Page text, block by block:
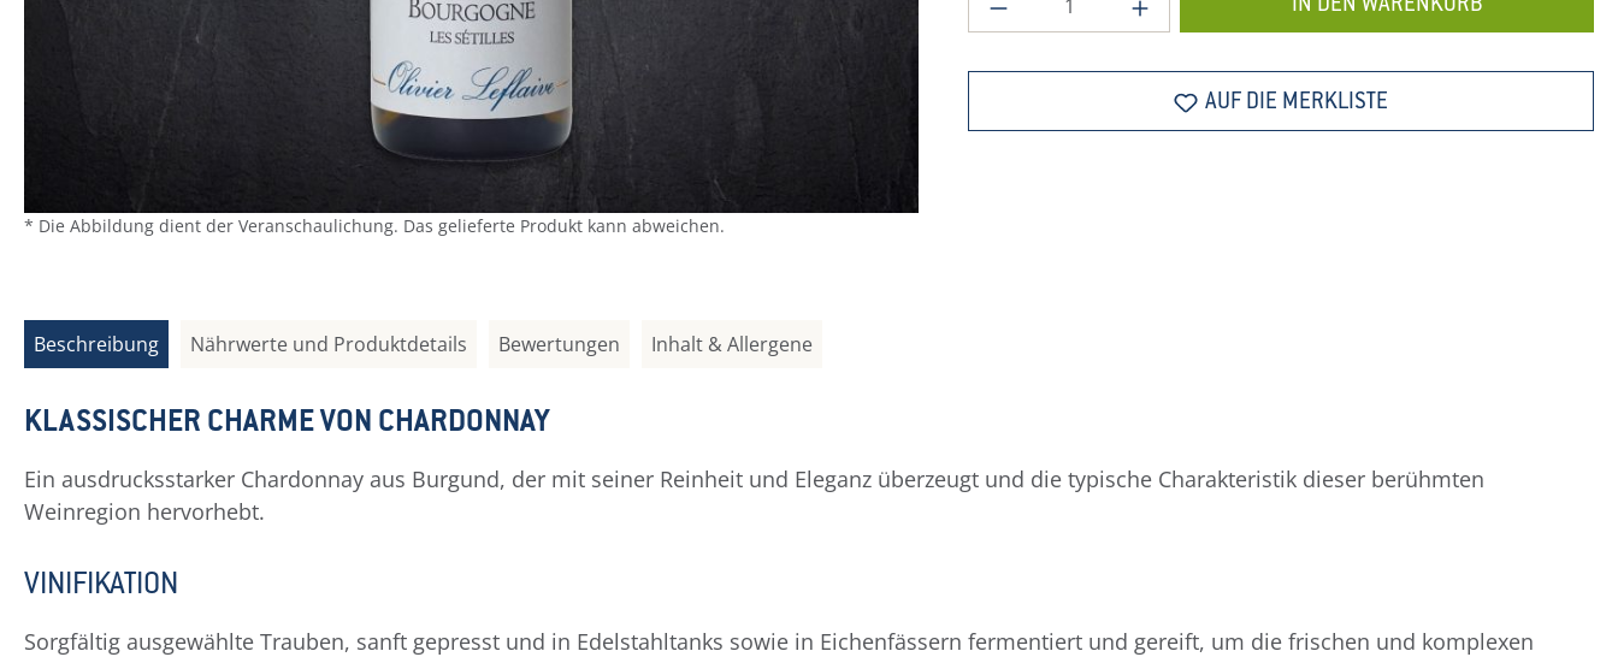
* Die Abbildung dient der Veranschaulichung. Das gelieferte Produkt kann abweichen.
IN DEN WARENKORB
AUF DIE MERKLISTE
Beschreibung Nährwerte und Produktdetails Bewertungen Inhalt & Allergene
KLASSISCHER CHARME VON CHARDONNAY
Ein ausdrucksstarker Chardonnay aus Burgund, der mit seiner Reinheit und Eleganz überzeugt und die typische Charakteristik dieser berühmten
Weinregion hervorhebt.
VINIFIKATION
Sorgfältig ausgewählte Trauben, sanft gepresst und in Edelstahltanks sowie in Eichenfässern fermentiert und gereift, um die frischen und komplexen